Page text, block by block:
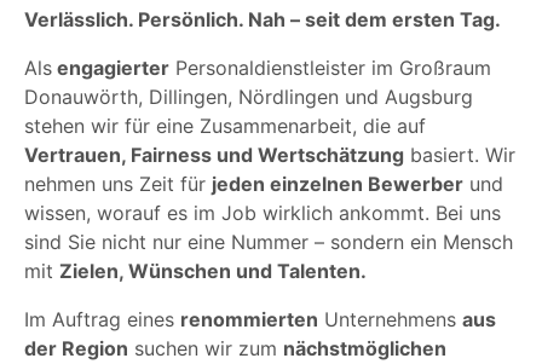
Verlässlich. Persönlich. Nah – seit dem ersten Tag.
Als engagierter Personaldienstleister im Großraum
Donauwörth, Dillingen, Nördlingen und Augsburg
stehen wir für eine Zusammenarbeit, die auf
Vertrauen, Fairness und Wertschätzung basiert. Wir
nehmen uns Zeit für jeden einzelnen Bewerber und
wissen, worauf es im Job wirklich ankommt. Bei uns
sind Sie nicht nur eine Nummer – sondern ein Mensch
mit Zielen, Wünschen und Talenten.
Im Auftrag eines renommierten Unternehmens aus
der Region suchen wir zum nächstmöglichen